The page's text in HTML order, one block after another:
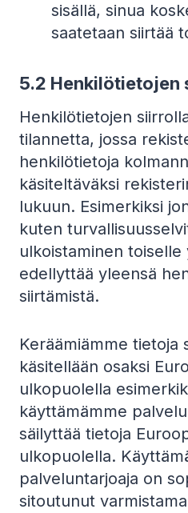
sisällä, sinua
saatetaan siirtää
5.2 Henkilötietojen
Henkilötietojen
tilannetta, jossa
henkilötietoja
käsiteltäväksi
lukuun. Esimerkiksi
kuten
ulkoistaminen toiselle
edellyttää yleensä
siirtämistä.
Keräämiämme tietoja
käsitellään osaksi
ulkopuolella
käyttämämme
säilyttää tietoja
ulkopuolella.
palveluntarjoaja on
sitoutunut